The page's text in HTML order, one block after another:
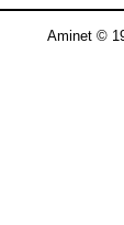
Aminet ©